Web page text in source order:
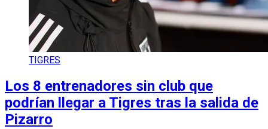
TIGRES
Los 8 entrenadores sin club que
podrían llegar a Tigres tras la salida de
Pizarro